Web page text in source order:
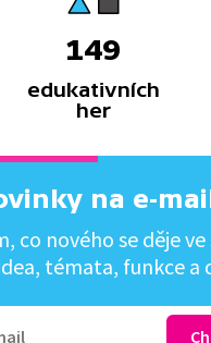
149
edukativních
her
na e-
co nového se děje
témata, funkce a